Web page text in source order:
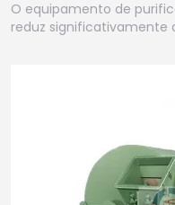
O equipamento de
reduz significativamente